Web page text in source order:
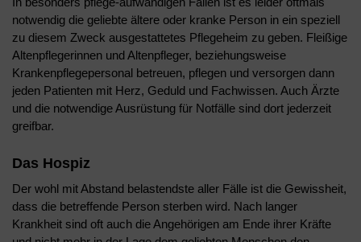
notwendig die geliebte ältere oder kranke Person in ein speziell
zu diesem Zweck ausgestattetes Pflegeheim zu geben. Fleißige
Altenpflegerinnen und Altenpfleger, beziehungsweise
Krankenpflegepersonal betreuen, pflegen und versorgen dann
jeden Patienten mit Herz, Geduld und Fachwissen. Auch Ärzte
und die notwendige Ausrüstung für Notfälle sind dort jederzeit
greifbar.
Das Hospiz
Der wohl mit Abstand belastendste aller Fälle ist die Gewissheit,
dass die betreffende Person sterben wird. Nach langer
Krankheit sind oft auch die Angehörigen am Ende ihrer Kräfte